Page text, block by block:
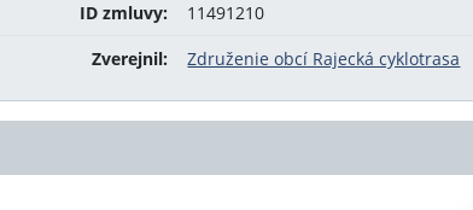
ID zmluvy:
11491210
Zverejnil:
Združenie obcí Rajecká cyklotrasa